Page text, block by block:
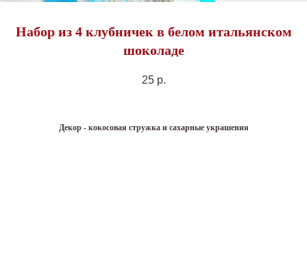
Набор из 4 клубничек в белом итальянском
шоколаде
25 р.
Декор - кокосовая стружка и сахарные украшения